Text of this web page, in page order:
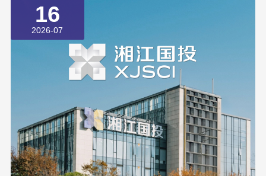
基金小镇和麓谷基金广场电子屏技术维护服务2.委托代理编号：
HNHZ-CS-20260983.采购项目标的、数量及简要规格描述或项目
基本概况介绍：
16
2026-07